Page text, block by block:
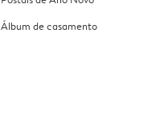
Álbum de casamento